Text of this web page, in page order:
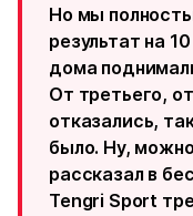
Но мы
результат на
дома
От третьего,
отказались,
было. Ну,
рассказал в
Tengri Sport